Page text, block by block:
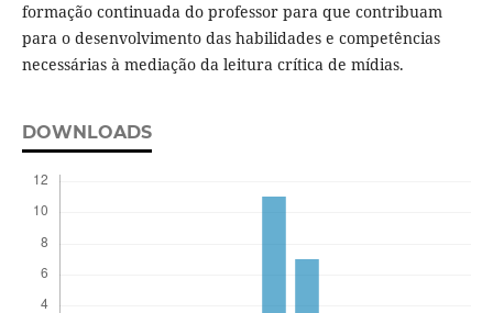
formação continuada do professor para que contribuam
para o desenvolvimento das habilidades e competências
necessárias à mediação da leitura crítica de mídias.
DOWNLOADS